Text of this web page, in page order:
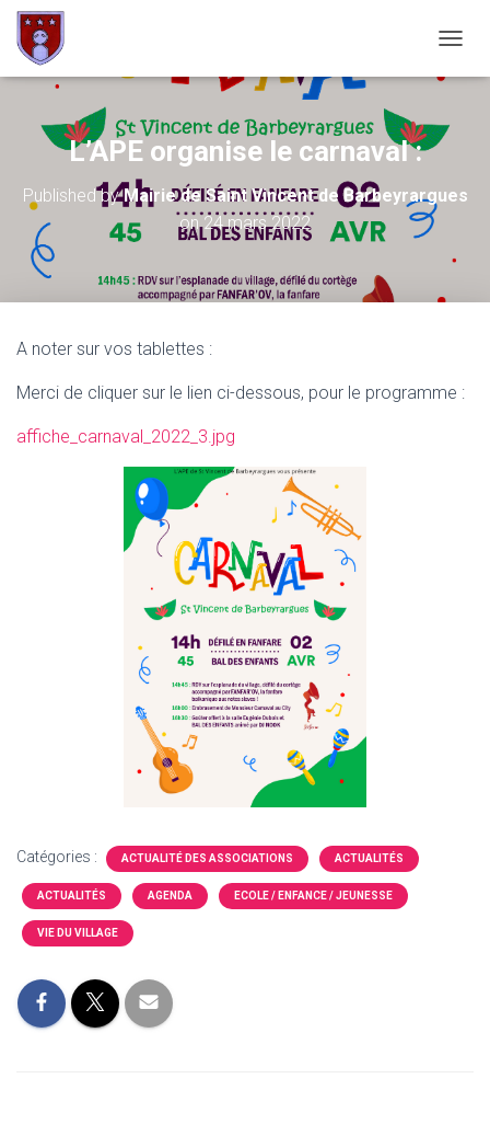
L’APE organise le carnaval :
Published byMairie de Saint Vincent de Barbeyrargues
on24 mars 2022
A noter sur vos tablettes :
Merci de cliquer sur le lien ci-dessous, pour le programme :
affiche_carnaval_2022_3.jpg
Catégories : ACTUALITÉ DES ASSOCIATIONS ACTUALITÉS
ACTUALITÉS AGENDA ECOLE / ENFANCE / JEUNESSE
VIE DU VILLAGE